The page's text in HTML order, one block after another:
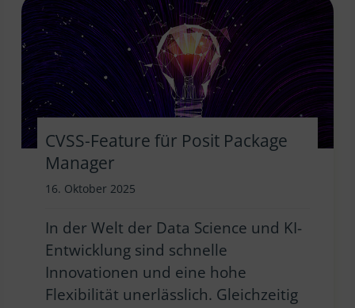
CVSS-Feature für Posit Package
Manager
16. Oktober 2025
In der Welt der Data Science und KI-
Entwicklung sind schnelle
Innovationen und eine hohe
Flexibilität unerlässlich. Gleichzeitig